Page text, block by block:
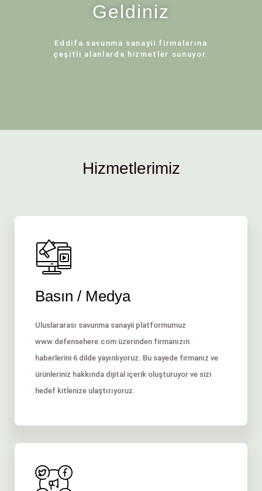
Geldiniz
Eddifa savunma sanayii firmalarına
çeşitli alanlarda hizmetler sunuyor.
Hizmetlerimiz
Basın / Medya
Uluslararası savunma sanayii platformumuz
www.defensehere.com üzerinden firmanızın
haberlerini 6 dilde yayınlıyoruz. Bu sayede firmanız ve
ürünleriniz hakkında dijital içerik oluşturuyor ve sizi
hedef kitlenize ulaştırıyoruz.